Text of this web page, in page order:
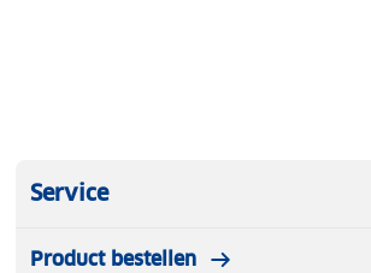
Service
Product bestellen